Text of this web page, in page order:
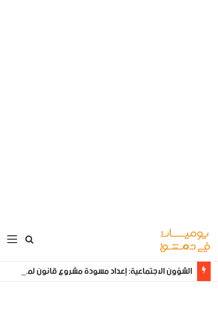
بحث عن
الشؤون الاجتماعية: إعداد مسودة مشروع قانون لمكافحة العنف الأسري ‏